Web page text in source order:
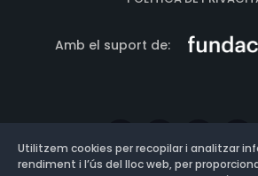
Amb el suport de:
Utilitzem cookies per recopilar i analitzar
rendiment i l’ús del lloc web, per